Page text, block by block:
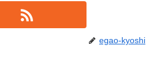
egao-kyoshi